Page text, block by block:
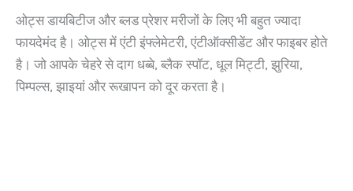
ओट्स डायबिटीज और ब्लड प्रेशर मरीजों के लिए भी बहुत ज्यादा
फायदेमंद है। ओट्स में एंटी इंफ्लेमेटरी, एंटीऑक्सीडेंट और फाइबर होते
है। जो आपके चेहरे से दाग धब्बे, ब्लैक स्पॉट, धूल मिट्टी, झुरिया,
पिम्पल्स, झाइयां और रूखापन को दूर करता है।